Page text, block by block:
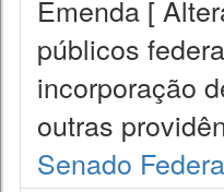
Emenda [
públicos
incorporação
outras
Senado